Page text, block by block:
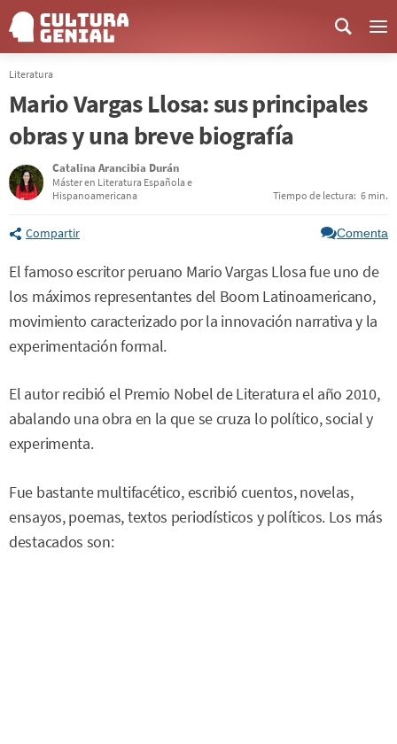
Literatura
Mario Vargas Llosa: sus principales
obras y una breve biografía
Catalina Arancibia Durán
Máster en Literatura Española e
Hispanoamericana
Tiempo de lectura: 6 min.
Compartir Comenta
El famoso escritor peruano Mario Vargas Llosa fue uno de
los máximos representantes del Boom Latinoamericano,
movimiento caracterizado por la innovación narrativa y la
experimentación formal.
El autor recibió el Premio Nobel de Literatura el año 2010,
abalando una obra en la que se cruza lo político, social y
experimenta.
Fue bastante multifacético, escribió cuentos, novelas,
ensayos, poemas, textos periodísticos y políticos. Los más
destacados son: